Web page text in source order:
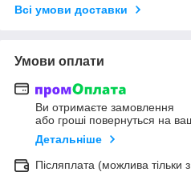
Всі умови доставки
Умови оплати
Ви отримаєте замовлення
або гроші повернуться на
Детальніше
Післяплата (можлива тільки